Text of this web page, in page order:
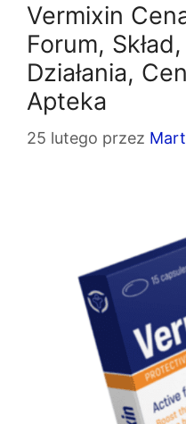
Vermixin
Forum,
Działania,
Apteka
25 lutego przez